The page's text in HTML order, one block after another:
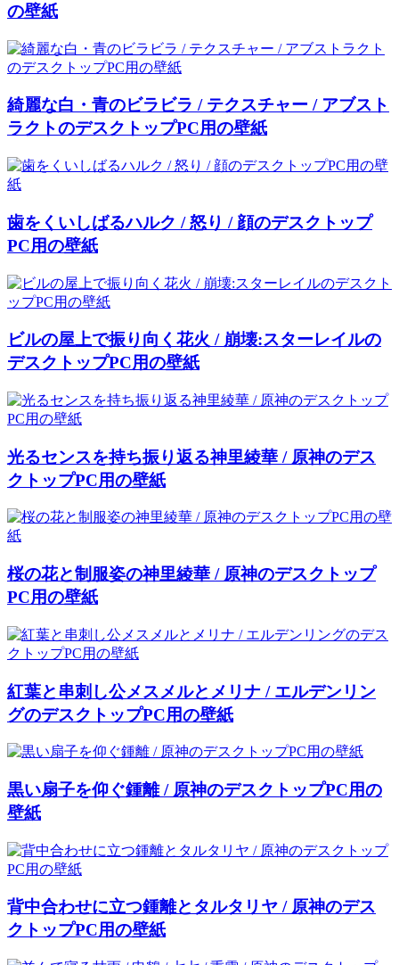
の壁紙
綺麗な白・青のビラビラ / テクスチャー / アブスト
ラクトのデスクトップPC用の壁紙
歯をくいしばるハルク / 怒り / 顔のデスクトップ
PC用の壁紙
ビルの屋上で振り向く花火 / 崩壊:スターレイルの
デスクトップPC用の壁紙
光るセンスを持ち振り返る神里綾華 / 原神のデス
クトップPC用の壁紙
桜の花と制服姿の神里綾華 / 原神のデスクトップ
PC用の壁紙
紅葉と串刺し公メスメルとメリナ / エルデンリン
グのデスクトップPC用の壁紙
黒い扇子を仰ぐ鍾離 / 原神のデスクトップPC用の
壁紙
背中合わせに立つ鍾離とタルタリヤ / 原神のデス
クトップPC用の壁紙